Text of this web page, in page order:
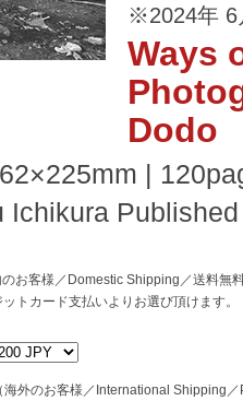
※2024年 6
Ways
Dodo
|
Ichikura
のお客様／Domestic Shipping／送料無
トカード支払いよりお選び頂けます。
海外のお客様／International Shipping